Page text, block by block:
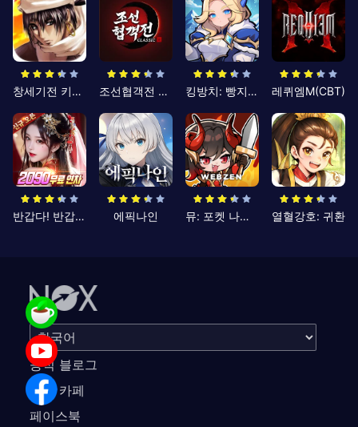
창세기전 키우기 조선협객전 클래식 킹방치: 빵지의 제왕 레퀴엠M(CBT)
반갑다! 반갑삼국지 에픽나인 뮤: 포켓 나이츠 열혈강호: 귀환
공식 블로그
공식 카페
페이스북